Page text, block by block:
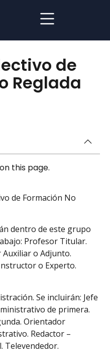
de
Reglada
this page.
de Formación No
dentro de este grupo
Profesor Titular.
o Adjunto.
o Experto.
Se incluirán: Jefe
de primera.
Orientador
Redactor –
Televendedor.